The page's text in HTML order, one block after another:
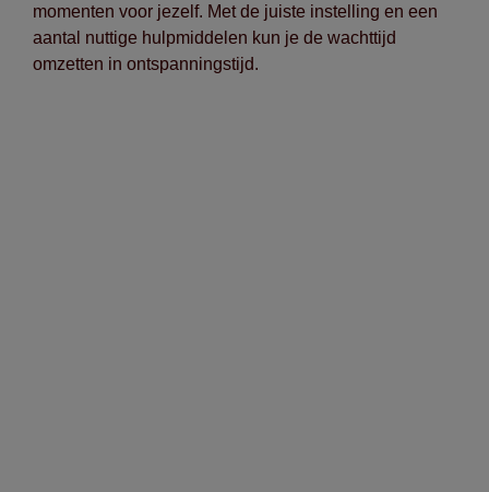
momenten voor jezelf. Met de juiste instelling en een
aantal nuttige hulpmiddelen kun je de wachttijd
omzetten in ontspanningstijd.